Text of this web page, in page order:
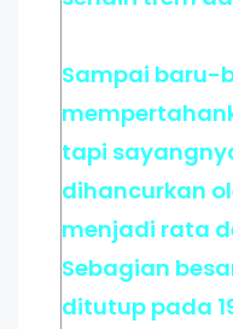
Sampai baru-
tapi
dihancurkan
menjadi rata
Sebagian
ditutup pada